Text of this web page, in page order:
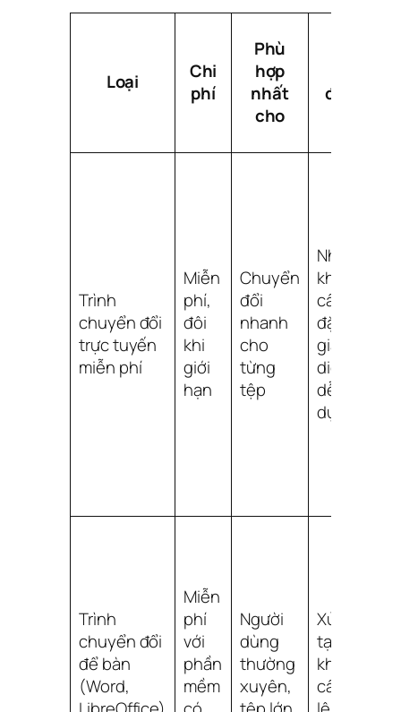
Loại
Chi
phí
Phù
hợp
nhất
cho
điểm
Trình
chuyển đổi
trực tuyến
miễn phí
Miễn
phí,
đôi
khi
giới
hạn
Chuyển
đổi
nhanh
cho
từng
tệp
Nhanh,
không
cần cài
đặt,
giao
diện
dễ sử
dụng
Trình
chuyển đổi
để bàn
(Word,
Miễn
phí
với
phần
mềm
Người
dùng
thường
xuyên,
Xử lý
tại chỗ,
không
cần tải